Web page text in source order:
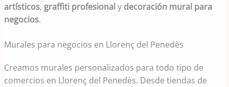
artísticos, graffiti profesionaly decoración mural para
negocios.
Murales para negocios en Llorenç del Penedès
Creamos murales personalizados para todo tipo de
comercios en Llorenç del Penedès. Desde tiendas de